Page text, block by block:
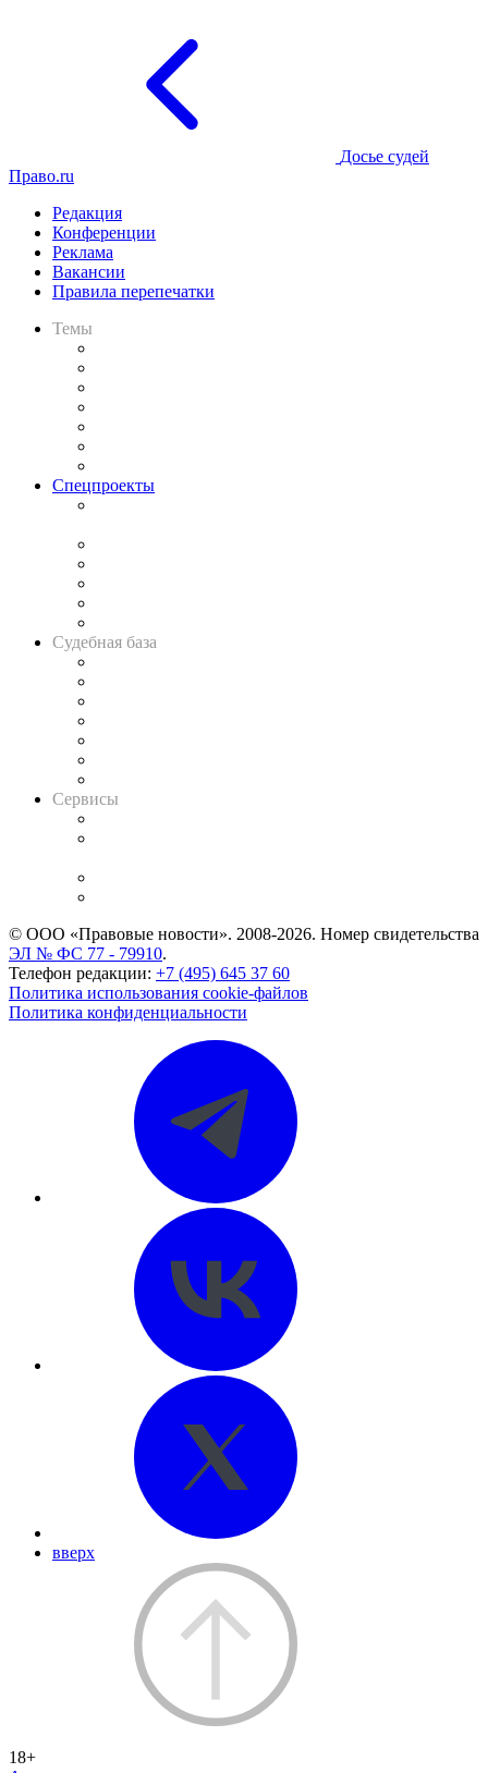
Досье судей
Право.ru
Редакция
Конференции
Реклама
Вакансии
Правила перепечатки
Темы
Спецпроекты
Судебная база
Сервисы
© ООО «Правовые новости». 2008-2026. Номер свидетельства
ЭЛ № ФС 77 - 79910.
Телефон редакции: +7 (495) 645 37 60
Политика использования cookie-файлов
Политика конфиденциальности
вверх
18+